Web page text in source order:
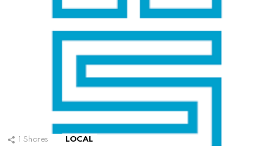
1 Shares LOCAL